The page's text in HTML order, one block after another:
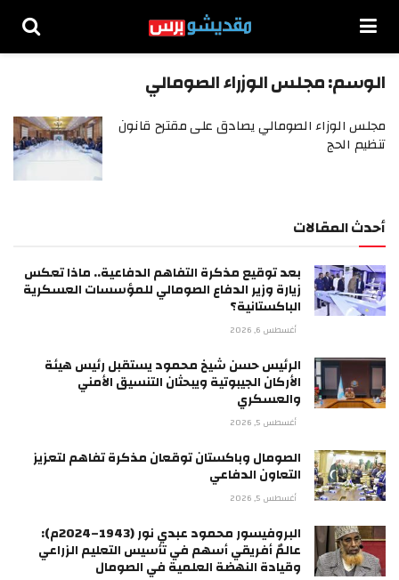
الوسم:مجلس الوزراء الصومالي
مجلس الوزاء الصومالي يصادق على مقترح قانون
تنظيم الحج
أحدث المقالات
بعد توقيع مذكرة التفاهم الدفاعية.. ماذا تعكس
زيارة وزير الدفاع الصومالي للمؤسسات العسكرية
الباكستانية؟
أغسطس 6, 2026
الرئيس حسن شيخ محمود يستقبل رئيس هيئة
الأركان الجيبوتية ويبحثان التنسيق الأمني
والعسكري
أغسطس 5, 2026
الصومال وباكستان توقعان مذكرة تفاهم لتعزيز
التعاون الدفاعي
أغسطس 5, 2026
البروفيسور محمود عبدي نور (1943–2024م):
عالمٌ أفريقي أسهم في تأسيس التعليم الزراعي
وقيادة النهضة العلمية في الصومال